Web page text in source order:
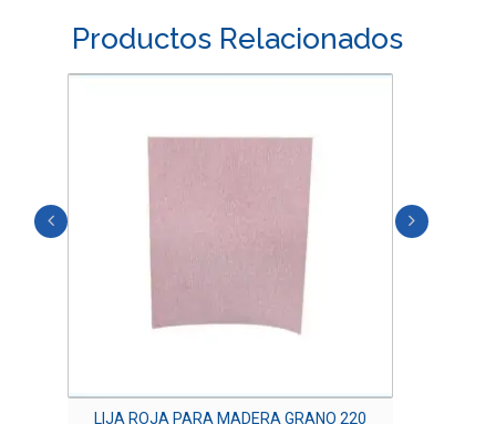
Productos Relacionados
LIJA ROJA PARA MADERA GRANO 220